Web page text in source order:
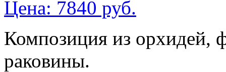
Композиция из орхидей,
раковины.